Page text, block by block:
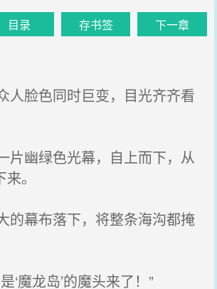
目录 存书签 下一章
脸色同时巨变，目光齐齐看
幽绿色光幕，自上而下，从
。
幕布落下，将整条海沟都掩
‘魔龙岛’的魔头来了！”